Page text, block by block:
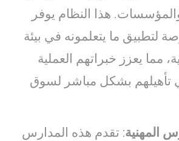
هذا النظام يوفر
لتطبيق ما يتعلمونه في بيئة
مما يعزز خبراتهم العملية
تأهيلهم بشكل مباشر لسوق
المهنية: تقدم هذه المدارس